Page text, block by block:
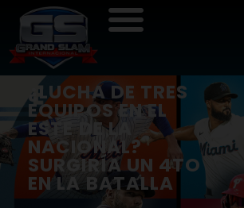
¿LUCHA DE TRES
EQUIPOS EN EL
ESTE DE LA
NACIONAL?
SURGIRÍA UN 4TO
EN LA BATALLA